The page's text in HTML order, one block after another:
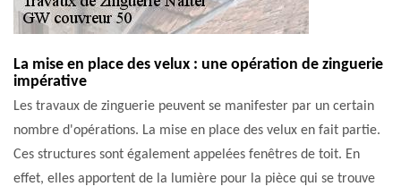
La mise en place des velux : une opération de zinguerie
impérative
Les travaux de zinguerie peuvent se manifester par un certain
nombre d'opérations. La mise en place des velux en fait partie.
Ces structures sont également appelées fenêtres de toit. En
effet, elles apportent de la lumière pour la pièce qui se trouve